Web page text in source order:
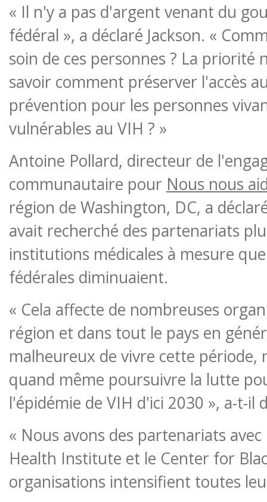
« Il n'y a pas d'argent venant du
fédéral », a déclaré Jackson. «
soin de ces personnes ? La priorité
savoir comment préserver l'accès
prévention pour les personnes
vulnérables au VIH ? »
Antoine Pollard, directeur de
communautaire pour Nous nous
région de Washington, DC, a
avait recherché des partenariats
institutions médicales à mesure
fédérales diminuaient.
« Cela affecte de nombreuses
région et dans tout le pays en
malheureux de vivre cette période,
quand même poursuivre la lutte
l'épidémie de VIH d'ici 2030 », a-t-il
« Nous avons des partenariats
Health Institute et le Center for
organisations intensifient toutes